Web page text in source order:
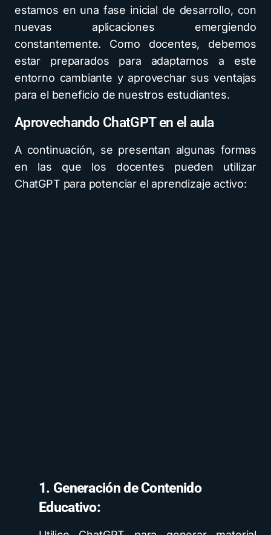
estamos en una fase inicial de desarrollo, con
nuevas aplicaciones emergiendo
constantemente. Como docentes, debemos
estar preparados para adaptarnos a este
entorno cambiante y aprovechar sus ventajas
para el beneficio de nuestros estudiantes.
Aprovechando ChatGPT en el aula
A continuación, se presentan algunas formas
en las que los docentes pueden utilizar
ChatGPT para potenciar el aprendizaje activo:
1. Generación de Contenido
Educativo: